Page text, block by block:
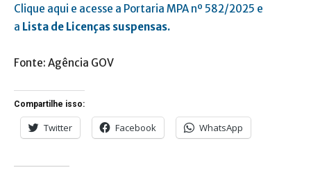
Clique aqui e acesse a Portaria MPA nº 582/2025 e
a Lista de Licenças suspensas.
Fonte: Agência GOV
Compartilhe isso:
Twitter Facebook WhatsApp